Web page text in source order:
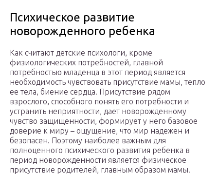
Психическое развитие
новорожденного ребенка
Как считают детские психологи, кроме
физиологических потребностей, главной
потребностью младенца в этот период является
необходимость чувствовать присутствие мамы, тепло
ее тела, биение сердца. Присутствие рядом
взрослого, способного понять его потребности и
устранить неприятности, дает новорожденному
чувство защищенности, формирует у него базовое
доверие к миру – ощущение, что мир надежен и
безопасен. Поэтому наиболее важным для
полноценного психического развития ребенка в
период новорожденности является физическое
присутствие родителей, главным образом мамы.